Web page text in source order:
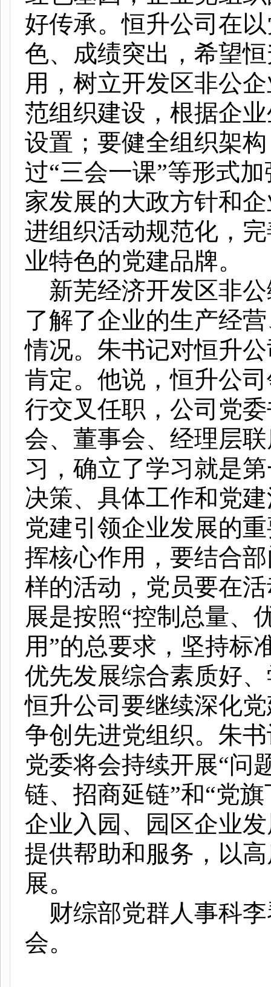
好传承。恒升公司在
色、成绩突出，希望
用，树立开发区非公
范组织建设，根据企
设置；要健全组织架
过“三会一课”等形式
家发展的大政方针和
进组织活动规范化，
业特色的党建品牌。
新芜经济开发区非
了解了企业的生产经
情况。朱书记对恒升
肯定。他说，恒升公
行交叉任职，公司党
会、董事会、经理层
习，确立了学习就是
决策、具体工作和党
党建引领企业发展的
挥核心作用，要结合
样的活动，党员要在
展是按照“控制总量、
用”的总要求，坚持标
优先发展综合素质好
恒升公司要继续深化
争创先进党组织。朱
党委将会持续开展“问
链、招商延链”和“党
企业入园、园区企业
提供帮助和服务，以
展。
财综部党群人事科
会。